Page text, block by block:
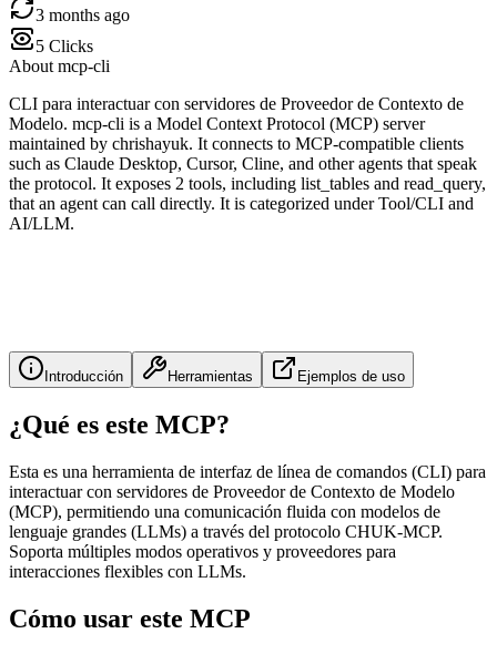
3 months ago
5 Clicks
About mcp-cli
CLI para interactuar con servidores de Proveedor de Contexto de
Modelo. mcp-cli is a Model Context Protocol (MCP) server
maintained by chrishayuk. It connects to MCP-compatible clients
such as Claude Desktop, Cursor, Cline, and other agents that speak
the protocol. It exposes 2 tools, including list_tables and read_query,
that an agent can call directly. It is categorized under Tool/CLI and
AI/LLM.
Introducción Herramientas Ejemplos de uso
¿Qué es este MCP?
Esta es una herramienta de interfaz de línea de comandos (CLI) para
interactuar con servidores de Proveedor de Contexto de Modelo
(MCP), permitiendo una comunicación fluida con modelos de
lenguaje grandes (LLMs) a través del protocolo CHUK-MCP.
Soporta múltiples modos operativos y proveedores para
interacciones flexibles con LLMs.
Cómo usar este MCP